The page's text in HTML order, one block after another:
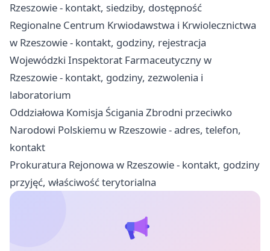
Rzeszowie - kontakt, siedziby, dostępność
Regionalne Centrum Krwiodawstwa i Krwiolecznictwa
w Rzeszowie - kontakt, godziny, rejestracja
Wojewódzki Inspektorat Farmaceutyczny w
Rzeszowie - kontakt, godziny, zezwolenia i
laboratorium
Oddziałowa Komisja Ścigania Zbrodni przeciwko
Narodowi Polskiemu w Rzeszowie - adres, telefon,
kontakt
Prokuratura Rejonowa w Rzeszowie - kontakt, godziny
przyjęć, właściwość terytorialna